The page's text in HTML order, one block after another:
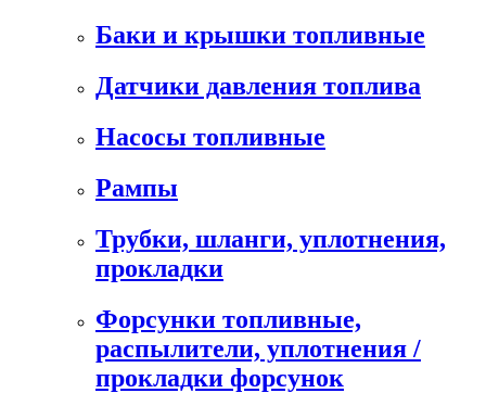
Баки и крышки топливные
Датчики давления топлива
Насосы топливные
Рампы
Трубки, шланги, уплотнения,
прокладки
Форсунки топливные,
распылители, уплотнения /
прокладки форсунок